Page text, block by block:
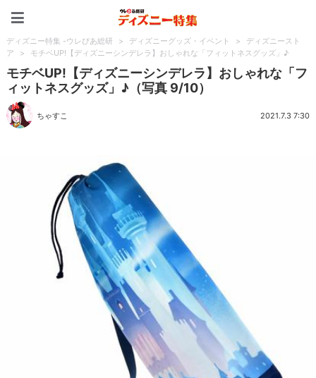
ディズニー特集 -ウレぴあ総研 > ディズニーグッズ・イベント >
ディズニースト
ア
> モチベUP!【ディズニーシンデレラ】おしゃれな「フィットネスグッズ」♪
モチベUP!【ディズニーシンデレラ】おしゃれな「フ
ィットネスグッズ」♪（写真 9/10）
ちゃすこ 2021.7.3 7:30